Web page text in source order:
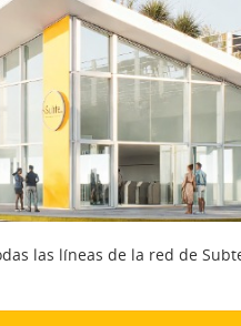
las líneas de la red de